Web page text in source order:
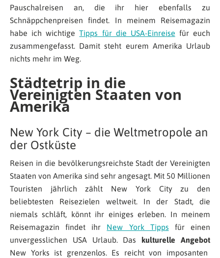
Pauschalreisen an, die ihr hier ebenfalls zu
Schnäppchenpreisen findet. In meinem Reisemagazin
habe ich wichtigeTipps für die USA-Einreise für euch
zusammengefasst. Damit steht eurem Amerika Urlaub
nichts mehr im Weg.
Städtetrip in die
Vereinigten Staaten von
Amerika
New York City – die Weltmetropole an
der Ostküste
Reisen in die bevölkerungsreichste Stadt der Vereinigten
Staaten von Amerika sind sehr angesagt. Mit 50 Millionen
Touristen jährlich zählt New York City zu den
beliebtesten Reisezielen weltweit. In der Stadt, die
niemals schläft, könnt ihr einiges erleben. In meinem
Reisemagazin findet ihr New York Tipps für einen
unvergesslichen USA Urlaub. Das
kulturelle Angebot
New Yorks ist grenzenlos. Es reicht von imposanten